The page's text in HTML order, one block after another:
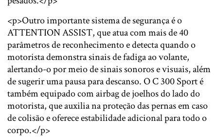
<p>Outro importante sistema de segurança é o
ATTENTION ASSIST, que atua com mais de 40
parâmetros de reconhecimento e detecta quando o
motorista demonstra sinais de fadiga ao volante,
alertando-o por meio de sinais sonoros e visuais, além
de sugerir uma pausa para descanso. O C 300 Sport é
também equipado com airbag de joelhos do lado do
motorista, que auxilia na proteção das pernas em caso
de colisão e oferece estabilidade adicional para todo o
corpo.</p>